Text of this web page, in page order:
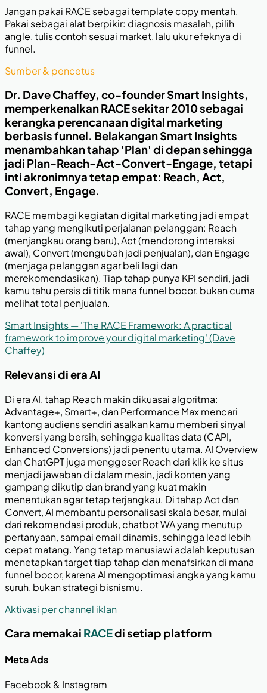
Jangan pakai RACE sebagai template copy mentah.
Pakai sebagai alat berpikir: diagnosis masalah, pilih
angle, tulis contoh sesuai market, lalu ukur efeknya di
funnel.
Sumber & pencetus
Dr. Dave Chaffey, co-founder Smart Insights,
memperkenalkan RACE sekitar 2010 sebagai
kerangka perencanaan digital marketing
berbasis funnel. Belakangan Smart Insights
menambahkan tahap 'Plan' di depan sehingga
jadi Plan-Reach-Act-Convert-Engage, tetapi
inti akronimnya tetap empat: Reach, Act,
Convert, Engage.
RACE membagi kegiatan digital marketing jadi empat
tahap yang mengikuti perjalanan pelanggan: Reach
(menjangkau orang baru), Act (mendorong interaksi
awal), Convert (mengubah jadi penjualan), dan Engage
(menjaga pelanggan agar beli lagi dan
merekomendasikan). Tiap tahap punya KPI sendiri, jadi
kamu tahu persis di titik mana funnel bocor, bukan cuma
melihat total penjualan.
Smart Insights — 'The RACE Framework: A practical
framework to improve your digital marketing' (Dave
Chaffey)
Relevansi di era AI
Di era AI, tahap Reach makin dikuasai algoritma:
Advantage+, Smart+, dan Performance Max mencari
kantong audiens sendiri asalkan kamu memberi sinyal
konversi yang bersih, sehingga kualitas data (CAPI,
Enhanced Conversions) jadi penentu utama. AI Overview
dan ChatGPT juga menggeser Reach dari klik ke situs
menjadi jawaban di dalam mesin, jadi konten yang
gampang dikutip dan brand yang kuat makin
menentukan agar tetap terjangkau. Di tahap Act dan
Convert, AI membantu personalisasi skala besar, mulai
dari rekomendasi produk, chatbot WA yang menutup
pertanyaan, sampai email dinamis, sehingga lead lebih
cepat matang. Yang tetap manusiawi adalah keputusan
menetapkan target tiap tahap dan menafsirkan di mana
funnel bocor, karena AI mengoptimasi angka yang kamu
suruh, bukan strategi bisnismu.
Aktivasi per channel iklan
Cara memakai RACEdi setiap platform
Meta Ads
Facebook & Instagram